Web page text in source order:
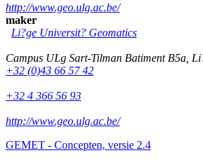
http://www.geo.ulg.ac.be/
maker
Li?ge Universit? Geomatics
Campus ULg Sart-Tilman Batiment B5a
+32 (0)43 66 57 42
+32 4 366 56 93
http://www.geo.ulg.ac.be/
GEMET - Concepten, versie 2.4